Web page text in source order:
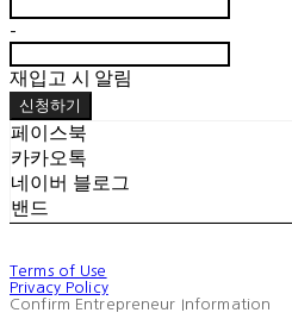
-
재입고 시 알림
신청하기
페이스북
카카오톡
네이버 블로그
밴드
Terms of Use
Privacy Policy
Confirm Entrepreneur Information